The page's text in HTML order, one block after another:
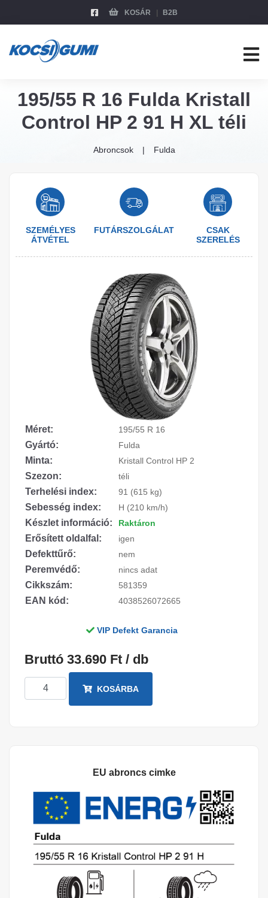
KOSÁR B2B
195/55 R 16 Fulda Kristall
Control HP 2 91 H XL téli
Abroncsok Fulda
SZEMÉLYES
ÁTVÉTEL
FUTÁRSZOLGÁLAT
CSAK
SZERELÉS
Méret: 195/55 R 16
Gyártó: Fulda
Minta: Kristall Control HP 2
Szezon: téli
Terhelési index: 91 (615 kg)
Sebesség index: H (210 km/h)
Készlet információ: Raktáron
Erősített oldalfal: igen
Defekttűrő: nem
Peremvédő: nincs adat
Cikkszám: 581359
EAN kód: 4038526072665
VIP Defekt Garancia
Bruttó 33.690 Ft / db
KOSÁRBA
EU abroncs cimke